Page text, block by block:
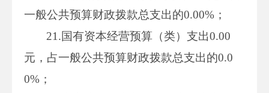
一般公共预算财政拨款总支出的0.00%；
21.国有资本经营预算（类）支出0.00
元，占一般公共预算财政拨款总支出的0.0
0%；